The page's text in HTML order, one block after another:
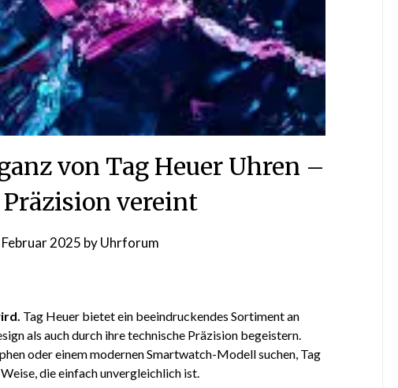
von Tag Heuer Uhren –
vereint
2025 byUhrforum
Tag Heuer bietet ein beeindruckendes Sortiment an
als auch durch ihre technische Präzision begeistern.
oder einem modernen Smartwatch-Modell suchen, Tag
die einfach unvergleichlich ist.